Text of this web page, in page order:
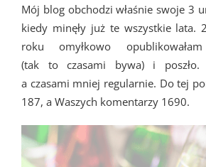
Mój blog obchodzi właśnie swoje 3
kiedy minęły już te wszystkie lata.
roku omyłkowo
(tak to czasami bywa) i poszło.
a czasami mniej regularnie. Do tej
187, a Waszych komentarzy 1690.